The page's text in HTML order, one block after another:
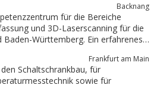
technology from
solutions for many
Backnang
für die Bereiche
Das...
Frankfurt am Main
Schaltschrankbau, für